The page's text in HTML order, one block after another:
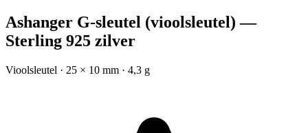
Ashanger G-sleutel (vioolsleutel) —
Sterling 925 zilver
Vioolsleutel · 25 × 10 mm · 4,3 g